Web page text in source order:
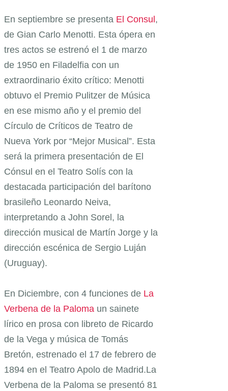
En septiembre se presenta El Consul ,
de Gian Carlo Menotti. Esta ópera en
tres actos se estrenó el 1 de marzo
de 1950 en Filadelfia con un
extraordinario éxito crítico: Menotti
obtuvo el Premio Pulitzer de Música
en ese mismo año y el premio del
Círculo de Críticos de Teatro de
Nueva York por “Mejor Musical”. Esta
será la primera presentación de El
Cónsul en el Teatro Solís con la
destacada participación del barítono
brasileño Leonardo Neiva,
interpretando a John Sorel, la
dirección musical de Martín Jorge y la
dirección escénica de Sergio Luján
(Uruguay).
En Diciembre, con 4 funciones de La
Verbena de la Paloma un sainete
lírico en prosa con libreto de Ricardo
de la Vega y música de Tomás
Bretón, estrenado el 17 de febrero de
1894 en el Teatro Apolo de Madrid.La
Verbena de la Paloma se presentó 81